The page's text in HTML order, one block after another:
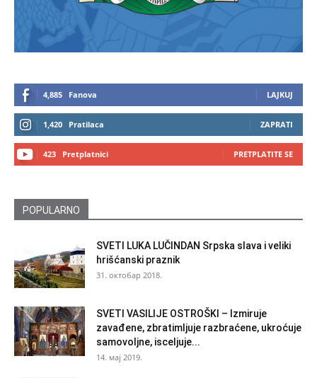
4,885 Fanova LAJKUJ
1,420 Pratilaca ZAPRATI
423 Pretplatnici PRETPLATITE SE
POPULARNO
SVETI LUKA LUČINDAN Srpska slava i veliki
hrišćanski praznik
31. октобар 2018.
SVETI VASILIJE OSTROŠKI – Izmiruje
zavađene, zbratimljuje razbraćene, ukroćuje
samovoljne, isceljuje...
14. мај 2019.